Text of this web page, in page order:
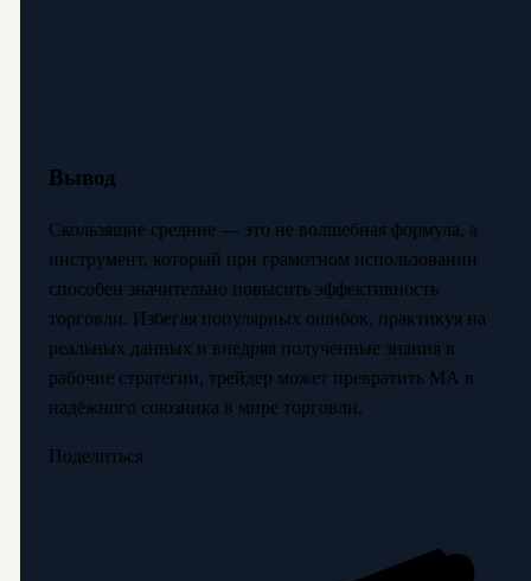
Вывод
Скользящие средние — это не волшебная формула, а
инструмент, который при грамотном использовании
способен значительно повысить эффективность
торговли. Избегая популярных ошибок, практикуя на
реальных данных и внедряя полученные знания в
рабочие стратегии, трейдер может превратить МА в
надёжного союзника в мире торговли.
Поделиться